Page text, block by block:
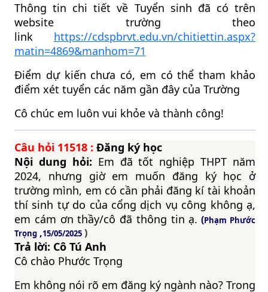
Thông tin chi tiết về Tuyển sinh đã có trên
website trường theo
link https://cdspbrvt.edu.vn/chitiettin.aspx?
matin=4869&manhom=71
Điểm dự kiến chưa có, em có thể tham khảo
điểm xét tuyển các năm gần đây của Trường
Cô chúc em luôn vui khỏe và thành công!
Câu hỏi 11518 : Đăng ký học
Nội dung hỏi: Em đã tốt nghiệp THPT năm
2024, nhưng giờ em muốn đăng ký học ở
trường mình, em có cần phải đăng kí tài khoản
thí sinh tự do của cổng dịch vụ công không ạ,
em cám ơn thầy/cô đã thông tin ạ. (Phạm Phước
Trọng ,15/05/2025 )
Trả lời: Cô Tú Anh
Cô chào Phước Trọng
Em không nói rõ em đăng ký ngành nào? Trong